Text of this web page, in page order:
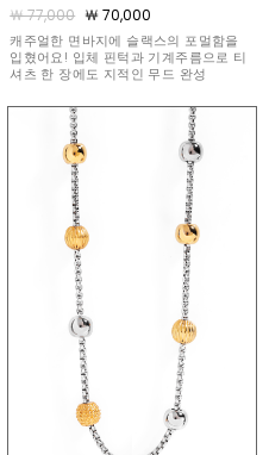
￦ 77,000 ￦ 70,000
캐주얼한 면바지에 슬랙스의 포멀함을
입혔어요! 입체 핀턱과 기계주름으로 티
셔츠 한 장에도 지적인 무드 완성